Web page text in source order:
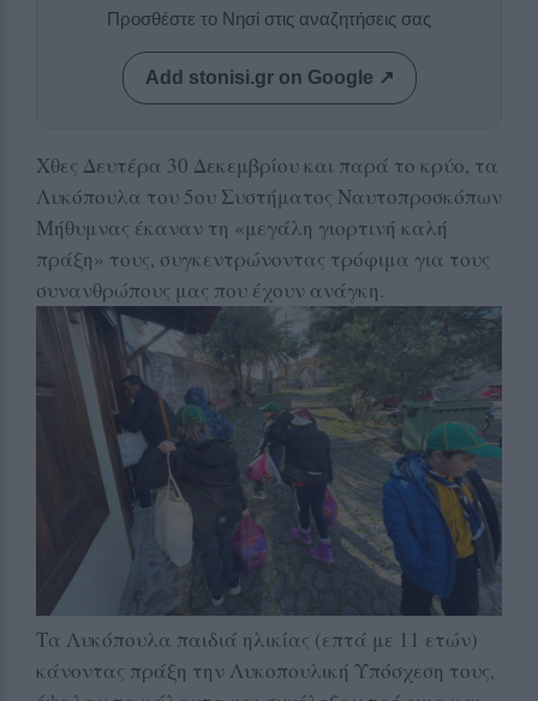
Προσθέστε το Νησί στις αναζητήσεις σας
Add stonisi.gr on Google ↗
Χθες Δευτέρα 30 Δεκεμβρίου και παρά το κρύο, τα
Λυκόπουλα του 5ου Συστήματος Ναυτοπροσκόπων
Μήθυμνας έκαναν τη «μεγάλη γιορτινή καλή
πράξη» τους, συγκεντρώνοντας τρόφιμα για τους
συνανθρώπους μας που έχουν ανάγκη.
Τα Λυκόπουλα παιδιά ηλικίας (επτά με 11 ετών)
κάνοντας πράξη την Λυκοπουλική Υπόσχεση τους,